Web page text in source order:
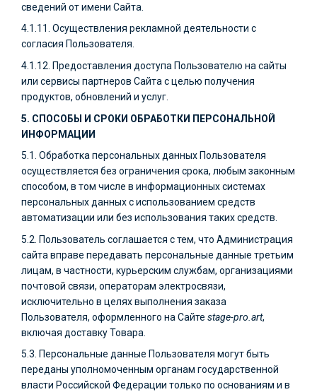
сведений от имени Сайта.
4.1.11. Осуществления рекламной деятельности с
согласия Пользователя.
4.1.12. Предоставления доступа Пользователю на сайты
или сервисы партнеров Сайта с целью получения
продуктов, обновлений и услуг.
5. СПОСОБЫ И СРОКИ ОБРАБОТКИ ПЕРСОНАЛЬНОЙ
ИНФОРМАЦИИ
5.1. Обработка персональных данных Пользователя
осуществляется без ограничения срока, любым законным
способом, в том числе в информационных системах
персональных данных с использованием средств
автоматизации или без использования таких средств.
5.2. Пользователь соглашается с тем, что Администрация
сайта вправе передавать персональные данные третьим
лицам, в частности, курьерским службам, организациями
почтовой связи, операторам электросвязи,
исключительно в целях выполнения заказа
Пользователя, оформленного на Сайте stage-pro.art,
включая доставку Товара.
5.3. Персональные данные Пользователя могут быть
переданы уполномоченным органам государственной
власти Российской Федерации только по основаниям и в